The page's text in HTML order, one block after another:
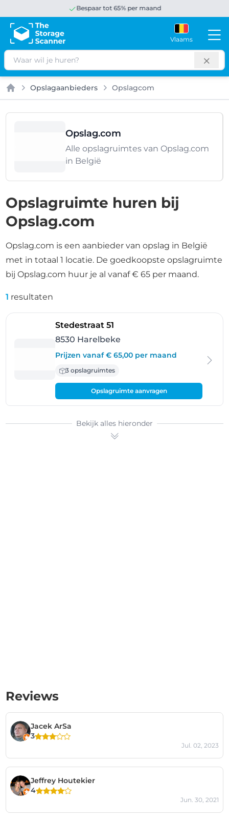
Bespaar tot 65% per maand
Vlaams
Zoeken
Home
Opslagaanbieders Opslagcom
Opslag.com
Alle opslagruimtes van Opslag.com
in België
Opslagruimte huren bij
Opslag.com
Opslag.com is een aanbieder van opslag in België
met in totaal 1 locatie. De goedkoopste opslagruimte
bij Opslag.com huur je al vanaf € 65 per maand.
1 resultaten
Stedestraat 51
8530 Harelbeke
Prijzen vanaf € 65,00 per maand
3 opslagruimtes
Opslagruimte aanvragen
Bekijk alles hieronder
Reviews
Jacek ArSa
3
Jul. 02, 2023
Jeffrey Houtekier
4
Jun. 30, 2021